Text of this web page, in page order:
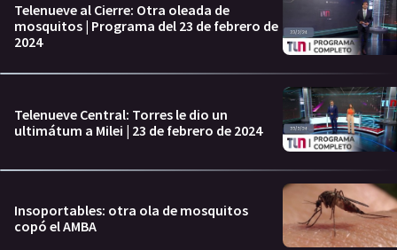
Telenueve al Cierre: Otra oleada de
mosquitos | Programa del 23 de febrero de
2024
Telenueve Central: Torres le dio un
ultimátum a Milei | 23 de febrero de 2024
Insoportables: otra ola de mosquitos
copó el AMBA